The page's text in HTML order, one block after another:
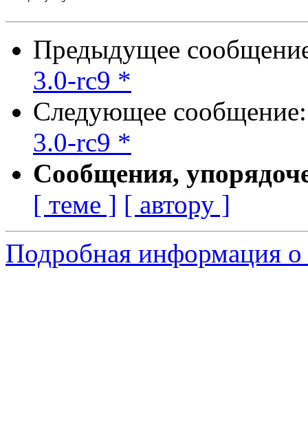
Предыдущее
3.0-rc9 *
Следующее
3.0-rc9 *
Сообщения,
[ теме ] [ автору ]
Подробная информация о